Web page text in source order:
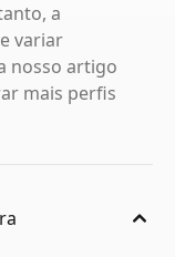
a
variar
nosso artigo
mais perfis